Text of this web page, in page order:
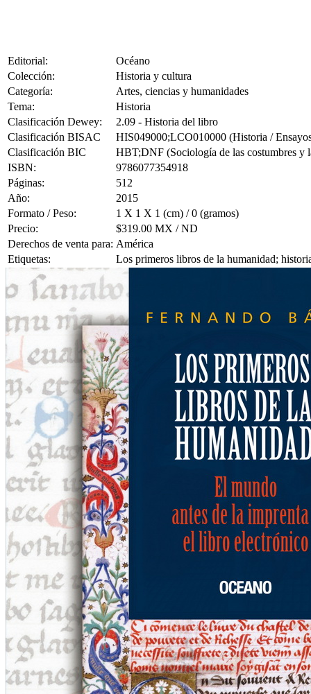
Editorial:
Océano
Colección:
Historia y cultura
Categoría:
Artes, ciencias y humanidades
Tema:
Historia
Clasificación Dewey:
2.09 - Historia del libro
Clasificación BISAC
HIS049000;LCO010000 (Historia /
Clasificación BIC
HBT;DNF (Sociología de las costumbres y
ISBN:
9786077354918
Páginas:
512
Año:
2015
Formato / Peso:
1 X 1 X 1 (cm) / 0 (gramos)
Precio:
$319.00 MX / ND
Derechos de venta para: América
Etiquetas:
Los primeros libros de la humanidad;